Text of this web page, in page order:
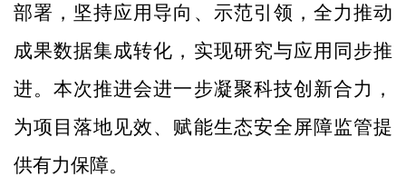
部署 ， 坚持应用导向、示范引领，全力推动
成果数据集成转化， 实现研究与应用同步推
进。本次推进会进一步凝聚科技创新合力 ，
为项目落地见效、 赋能生态安全屏障监管提
供有力保障。